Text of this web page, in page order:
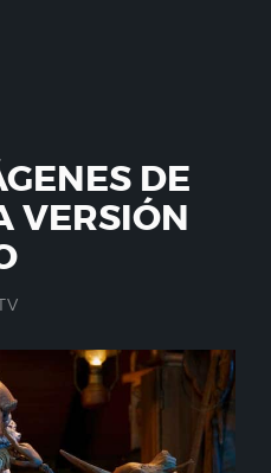
DE
VERSIÓN